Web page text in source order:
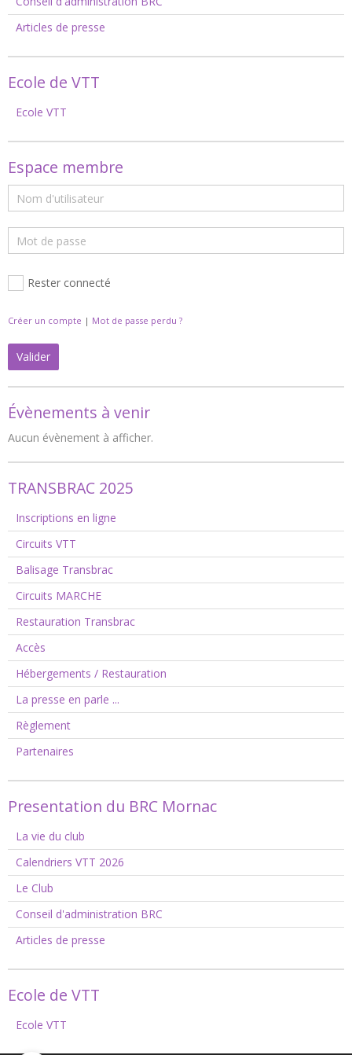
Articles de presse
Ecole de VTT
Ecole VTT
Espace membre
Rester connecté
Créer un compte | Mot de passe perdu ?
Valider
Évènements à venir
Aucun évènement à afficher.
TRANSBRAC 2025
Inscriptions en ligne
Circuits VTT
Balisage Transbrac
Circuits MARCHE
Restauration Transbrac
Accès
Hébergements / Restauration
La presse en parle ...
Règlement
Partenaires
Presentation du BRC Mornac
La vie du club
Calendriers VTT 2026
Le Club
Conseil d'administration BRC
Articles de presse
Ecole de VTT
Ecole VTT